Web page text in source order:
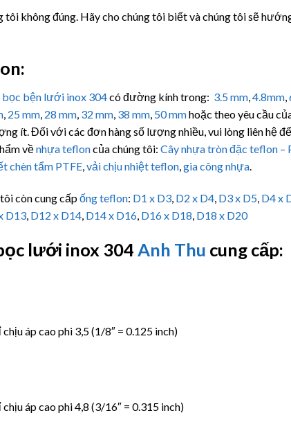
tôi không đúng. Hãy cho chúng tôi biết và chúng tôi sẽ
bện lưới inox 304có đường kính trong: 3.5 mm,4.8mm,
, 25 mm, 28 mm, 32 mm, 38 mm, 50 mmhoặc theo yêu cầu
ít. Đối với các đơn hàng số lượng nhiều, vui lòng liên hệ
vềnhựa tefloncủa chúng tôi: Cây nhựa tròn đặc teflon –
chèn tẩm PTFE,vải chịu nhiệt teflon,gia công nhựa.
còn cung cấpống teflon: D1 x D3, D2 x D4, D3 x D5, D4 x
D13, D12 x D14, D14 x D16, D16 x D18, D18 x D20
lưới inox 304 Anh Thu cung cấp:
áp cao phi 3,5 (1/8″ = 0.125 inch)
áp cao phi 4,8 (3/16″ = 0.315 inch)